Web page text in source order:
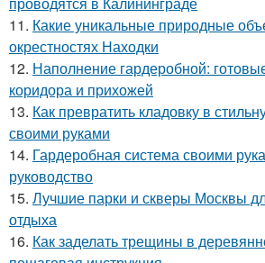
11. Какие уникальные природные
окрестностях Находки
12. Наполнение гардеробной:
коридора и прихожей
13. Как превратить кладовку в
своими руками
14. Гардеробная система своими
руководство
15. Лучшие парки и скверы Москвы
отдыха
16. Как заделать трещины в